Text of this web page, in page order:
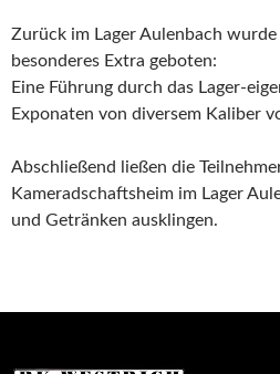
Zurück im Lager Aulenbach
besonderes Extra geboten:
Eine Führung durch das Lager-
Exponaten von diversem Kaliber
Abschließend ließen die
Kameradschaftsheim im Lager
und Getränken ausklingen.